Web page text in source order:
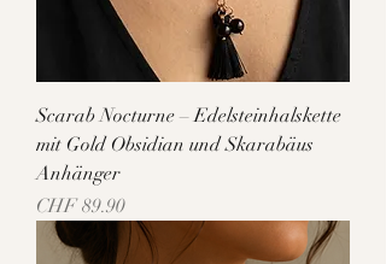
Scarab Nocturne – Edelsteinhalskette
mit Gold Obsidian und Skarabäus
Anhänger
Preis
CHF 89.90